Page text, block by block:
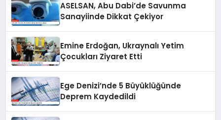
ASELSAN, Abu Dabi’de Savunma
Sanayiinde Dikkat Çekiyor
Emine Erdoğan, Ukraynalı Yetim
Çocukları Ziyaret Etti
Ege Denizi’nde 5 Büyüklüğünde
Deprem Kaydedildi